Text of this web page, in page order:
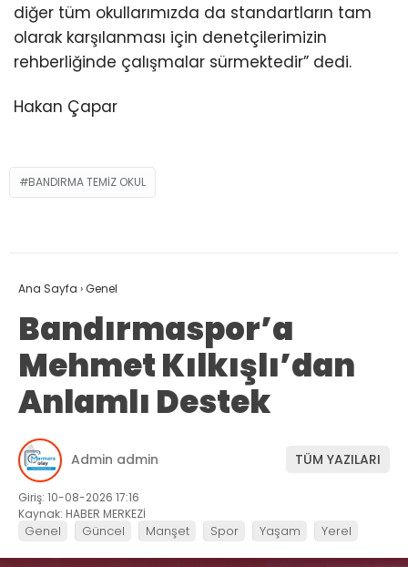
diğer tüm okullarımızda da standartların tam
olarak karşılanması için denetçilerimizin
rehberliğinde çalışmalar sürmektedir” dedi.
Hakan Çapar
BANDIRMA TEMIZ OKUL
Ana Sayfa ›Genel
Bandırmaspor’a
Mehmet Kılkışlı’dan
Anlamlı Destek
Admin admin TÜM YAZILARI
Giriş: 10-08-2026 17:16
Kaynak: HABER MERKEZİ
Genel Güncel Manşet Spor Yaşam Yerel